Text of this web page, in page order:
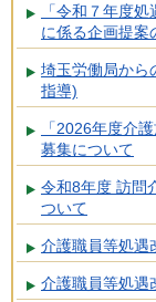
「令和７年度
に係る企画提案
埼玉労働局から
指導)
「2026年度介
募集について
令和8年度 訪問
ついて
介護職員等処遇
介護職員等処遇